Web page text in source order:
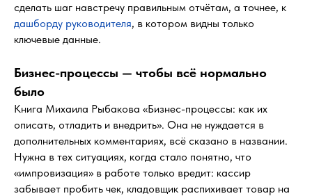
сделать шаг навстречу правильным отчётам, а точнее, к
дашборду руководителя, в котором видны только
ключевые данные.
Бизнес-процессы — чтобы всё нормально
было
Книга Михаила Рыбакова «Бизнес-процессы: как их
описать, отладить и внедрить». Она не нуждается в
дополнительных комментариях, всё сказано в названии.
Нужна в тех ситуациях, когда стало понятно, что
«импровизация» в работе только вредит: кассир
забывает пробить чек, кладовщик распихивает товар на